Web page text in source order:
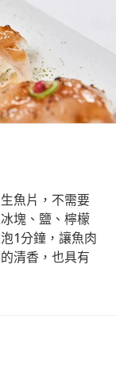
魚片，不需要
塊、鹽、檸檬
1分鐘，讓魚肉
清香，也具有